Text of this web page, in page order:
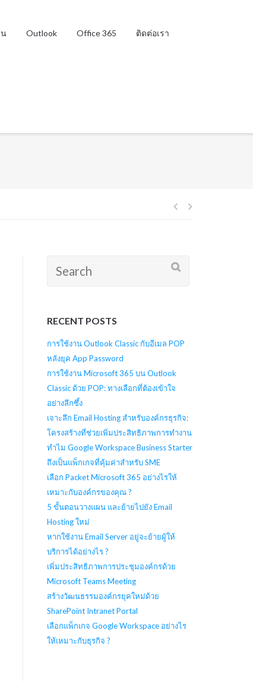
น Outlook Office 365 ติดต่อเรา
Search
RECENT POSTS
การใช้งาน Outlook Classic กับอีเมล POP
หลังยุค App Password
การใช้งาน Microsoft 365 บน Outlook
Classic ด้วย POP: ทางเลือกที่ต้องเข้าใจ
อย่างลึกซึ้ง
เจาะลึก Email Hosting สำหรับองค์กรธุรกิจ:
โครงสร้างที่ช่วยเพิ่มประสิทธิภาพการทำงาน
ทำไม Google Workspace Business Starter
ถึงเป็นแพ็กเกจที่คุ้มค่าสำหรับ SME
เลือก Packet Microsoft 365 อย่างไรให้
เหมาะกับองค์กรของคุณ ?
5 ขั้นตอนวางแผน และย้ายไปยัง Email
Hosting ใหม่
หากใช้งาน Email Server อยู่จะย้ายผู้ให้
บริการได้อย่างไร ?
เพิ่มประสิทธิภาพการประชุมองค์กรด้วย
Microsoft Teams Meeting
สร้างวัฒนธรรมองค์กรยุคใหม่ด้วย
SharePoint Intranet Portal
เลือกแพ็กเกจ Google Workspace อย่างไร
ให้เหมาะกับธุรกิจ ?